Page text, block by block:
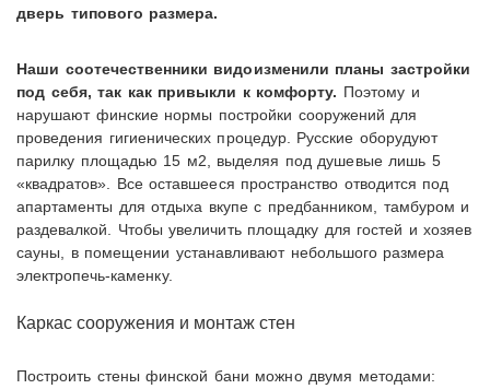
дверь типового размера.
Наши соотечественники видоизменили планы застройки
под себя, так как привыкли к комфорту. Поэтому и
нарушают финские нормы постройки сооружений для
проведения гигиенических процедур. Русские оборудуют
парилку площадью 15 м2, выделяя под душевые лишь 5
«квадратов». Все оставшееся пространство отводится под
апартаменты для отдыха вкупе с предбанником, тамбуром и
раздевалкой. Чтобы увеличить площадку для гостей и хозяев
сауны, в помещении устанавливают небольшого размера
электропечь-каменку.
Каркас сооружения и монтаж стен
Построить стены финской бани можно двумя методами: